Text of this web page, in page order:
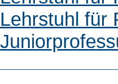
Lehrstuhl für